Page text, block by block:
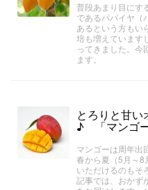
普段あまり目にす
であるパパイヤ（
あるという方もい
培も増えています
ってきました。今
ます。
とろりと甘い
♪ 「マンゴ
マンゴーは周年出
春から夏（5月～8
いただけるのもそ
記事では、おかず